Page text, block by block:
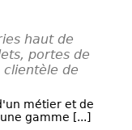
haut de
portes de
de
métier et de
gamme [...]